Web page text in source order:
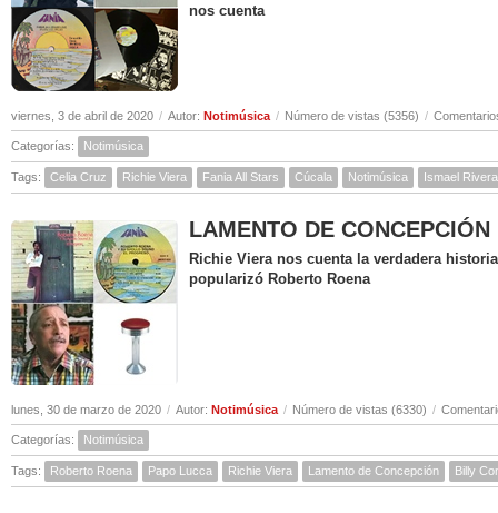
nos cuenta
viernes, 3 de abril de 2020 / Autor: Notimúsica / Número de vistas (5356) /
Categorías: Notimúsica
Tags: Celia Cruz Richie Viera Fania All Stars Cúcala Notimúsica Ismael Rivera
LAMENTO DE
Richie Viera nos cuenta la verdadera
popularizó Roberto Roena
lunes, 30 de marzo de 2020 / Autor: Notimúsica / Número de vistas (6330) /
Categorías: Notimúsica
Tags: Roberto Roena Papo Lucca Richie Viera Lamento de Concepción Billy